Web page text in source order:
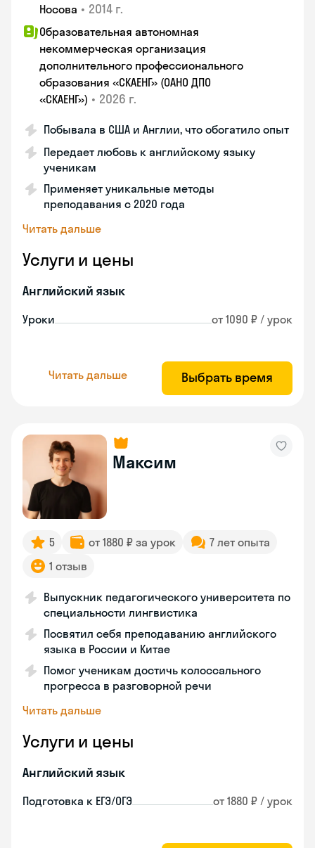
Носова • 2014 г.
Образовательная автономная
некоммерческая организация
дополнительного профессионального
образования «СКАЕНГ» (ОАНО ДПО
«СКАЕНГ») • 2026 г.
Побывала в США и Англии, что обогатило опыт
Передает любовь к английскому языку
ученикам
Применяет уникальные методы
преподавания с 2020 года
Читать дальше
Услуги и цены
Английский язык
Уроки от 1090 ₽ / урок
Читать дальше Выбрать время
Максим
5 от 1880 ₽ за урок
7 лет опыта
1 отзыв
Выпускник педагогического университета по
специальности лингвистика
Посвятил себя преподаванию английского
языка в России и Китае
Помог ученикам достичь колоссального
прогресса в разговорной речи
Читать дальше
Услуги и цены
Английский язык
Подготовка к ЕГЭ/ОГЭ от 1880 ₽ / урок